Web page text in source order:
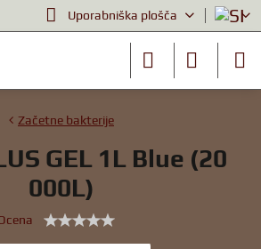
Uporabniška plošča
Začetne bakterije
GEL 1L Blue (20
000L)